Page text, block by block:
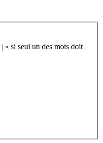
» si seul un des mots doit